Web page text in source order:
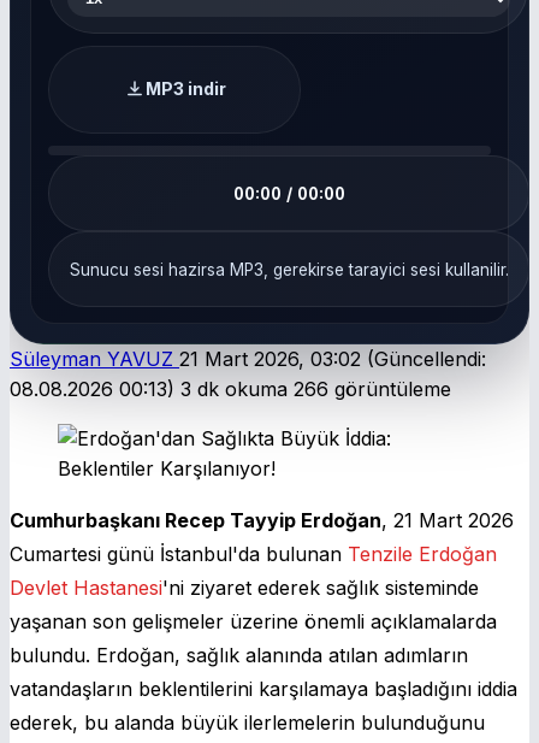
MP3 indir
00:00 / 00:00
Sunucu sesi hazirsa MP3, gerekirse tarayici sesi kullanilir.
Süleyman YAVUZ 21 Mart 2026, 03:02 (Güncellendi:
08.08.2026 00:13) 3 dk okuma 266 görüntüleme
Cumhurbaşkanı Recep Tayyip Erdoğan, 21 Mart 2026
Cumartesi günü İstanbul'da bulunan Tenzile Erdoğan
Devlet Hastanesi'ni ziyaret ederek sağlık sisteminde
yaşanan son gelişmeler üzerine önemli açıklamalarda
bulundu. Erdoğan, sağlık alanında atılan adımların
vatandaşların beklentilerini karşılamaya başladığını iddia
ederek, bu alanda büyük ilerlemelerin bulunduğunu